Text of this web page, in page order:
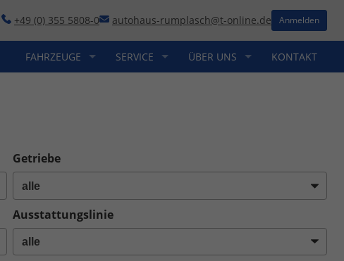
+49 (0) 355 5808-0 autohaus-rumplasch@t-online.de Anmelden
FAHRZEUGE SERVICE ÜBER UNS KONTAKT
Getriebe
Ausstattungslinie